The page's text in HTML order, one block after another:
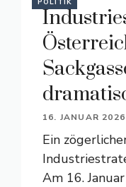
POLITIK
16. JANUAR 2026
Ein
Am 16.